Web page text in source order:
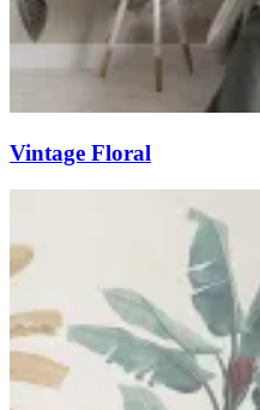
Vintage Floral